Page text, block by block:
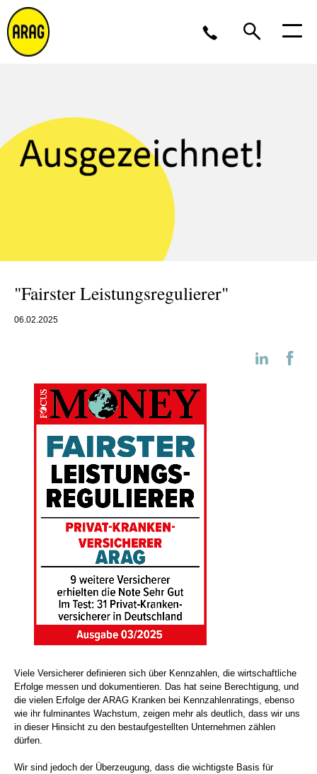
0211 963-4545
Partner werden?
"Fairster Leistungsregulierer"
06.02.2025
Viele Versicherer definieren sich über Kennzahlen, die wirtschaftliche
Erfolge messen und dokumentieren. Das hat seine Berechtigung, und
die vielen Erfolge der ARAG Kranken bei Kennzahlenratings, ebenso
wie ihr fulminantes Wachstum, zeigen mehr als deutlich, dass wir uns
in dieser Hinsicht zu den bestaufgestellten Unternehmen zählen
dürfen.
Wir sind jedoch der Überzeugung, dass die wichtigste Basis für